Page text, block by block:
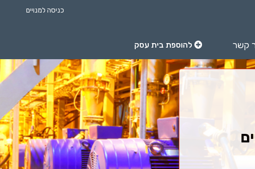
כניסה למנויים
קשר להוספת בית עסק